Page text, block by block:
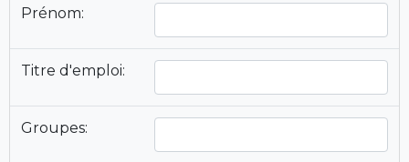
Prénom:
Titre d'emploi:
Groupes: